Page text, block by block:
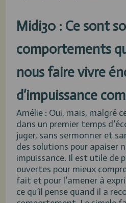
Midi30 : Ce sont
comportements
nous faire vivre
d’impuissance
Amélie : Oui, mais, malgré
dans un premier temps
juger, sans sermonner et
des solutions pour apaiser
impuissance. Il est utile de
ouvertes pour mieux
fait et pour l’amener à
ce qu’il pense quand il a